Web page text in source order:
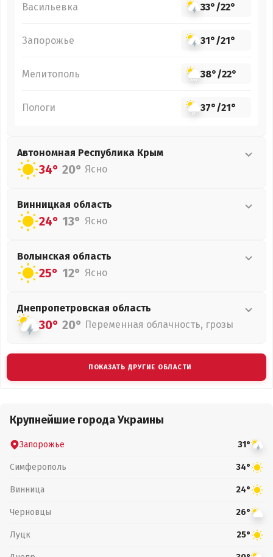
Васильевка 33°/22°
Запорожье 31°/21°
Мелитополь 38°/22°
Пологи 37°/21°
Автономная Республика Крым
34° 20° Ясно
Винницкая область
24° 13° Ясно
Волынская область
25° 12° Ясно
Днепропетровская область
30° 20° Переменная облачность, грозы
ПОКАЗАТЬ ДРУГИЕ ОБЛАСТИ
Крупнейшие города Украины
Запорожье 31°
Симферополь 34°
Винница 24°
Черновцы 26°
Луцк 25°